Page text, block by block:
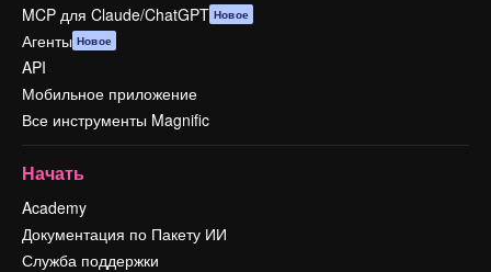
MCP для Claude/ChatGPT Новое
Агенты Новое
API
Мобильное приложение
Все инструменты Magnific
Начать
Academy
Документация по Пакету ИИ
Служба поддержки